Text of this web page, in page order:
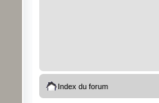
Index du forum